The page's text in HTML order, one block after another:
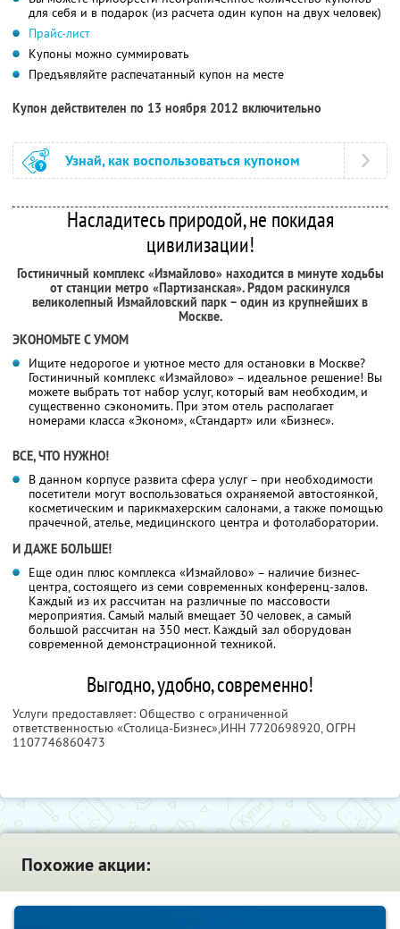
для себя и в подарок (из расчета один купон на двух человек)
Прайс-лист
Купоны можно суммировать
Предъявляйте распечатанный купон на месте
Купон действителен по 13 ноября 2012 включительно
Узнай, как воспользоваться купоном
Насладитесь природой, не покидая
цивилизации!
Гостиничный комплекс «Измайлово» находится в минуте ходьбы
от станции метро «Партизанская». Рядом раскинулся
великолепный Измайловский парк – один из крупнейших в
Москве.
ЭКОНОМЬТЕ С УМОМ
Ищите недорогое и уютное место для остановки в Москве?
Гостиничный комплекс «Измайлово» – идеальное решение! Вы
можете выбрать тот набор услуг, который вам необходим, и
существенно сэкономить. При этом отель располагает
номерами класса «Эконом», «Стандарт» или «Бизнес».
ВСЕ, ЧТО НУЖНО!
В данном корпусе развита сфера услуг – при необходимости
посетители могут воспользоваться охраняемой автостоянкой,
косметическим и парикмахерским салонами, а также помощью
прачечной, ателье, медицинского центра и фотолаборатории.
И ДАЖЕ БОЛЬШЕ!
Еще один плюс комплекса «Измайлово» – наличие бизнес-
центра, состоящего из семи современных конференц-залов.
Каждый из их рассчитан на различные по массовости
мероприятия. Самый малый вмещает 30 человек, а самый
большой рассчитан на 350 мест. Каждый зал оборудован
современной демонстрационной техникой.
Выгодно, удобно, современно!
Услуги предоставляет: Общество с ограниченной
ответственностью «Столица-Бизнес»,ИНН 7720698920, ОГРН
1107746860473
Похожие акции: